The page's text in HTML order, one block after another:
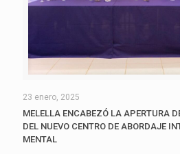
23 enero, 2025
MELELLA ENCABEZÓ LA APERTURA
DEL NUEVO CENTRO DE ABORDAJE
MENTAL